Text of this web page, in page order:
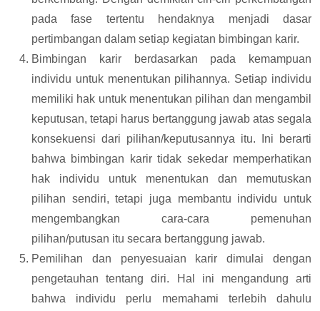
pada fase tertentu hendaknya menjadi dasar
pertimbangan dalam setiap kegiatan bimbingan karir.
Bimbingan karir berdasarkan pada kemampuan
individu untuk menentukan pilihannya. Setiap individu
memiliki hak untuk menentukan pilihan dan mengambil
keputusan, tetapi harus bertanggung jawab atas segala
konsekuensi dari pilihan/keputusannya itu. Ini berarti
bahwa bimbingan karir tidak sekedar memperhatikan
hak individu untuk menentukan dan memutuskan
pilihan sendiri, tetapi juga membantu individu untuk
mengembangkan cara-cara pemenuhan
pilihan/putusan itu secara bertanggung jawab.
Pemilihan dan penyesuaian karir dimulai dengan
pengetauhan tentang diri. Hal ini mengandung arti
bahwa individu perlu memahami terlebih dahulu